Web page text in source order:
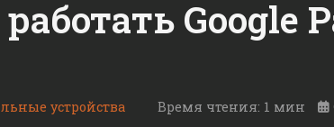
устройства Время чтения: 1 мин